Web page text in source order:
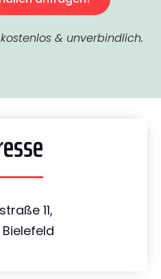
& unverbindlich.
11,